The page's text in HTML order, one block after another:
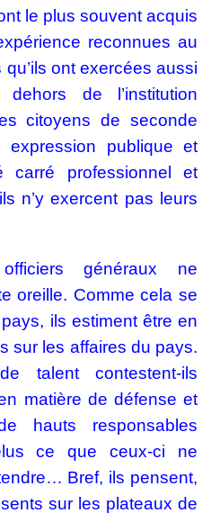
le plus souvent acquis
reconnues au
ont exercées aussi
de l’institution
citoyens de seconde
publique et
carré professionnel et
n’y exercent pas leurs
généraux ne
oreille. Comme cela se
ils estiment être en
sur les affaires du pays.
talent contestent-ils
matière de défense et
hauts responsables
ce que ceux-ci ne
Bref, ils pensent,
sur les plateaux de